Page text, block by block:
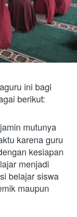
ini bagi
berikut:
mutunya
karena guru
kesiapan
menjadi
belajar siswa
maupun